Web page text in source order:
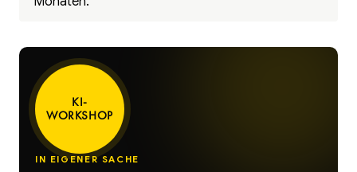
IN EIGENER SACHE
KI-
WORKSHOP